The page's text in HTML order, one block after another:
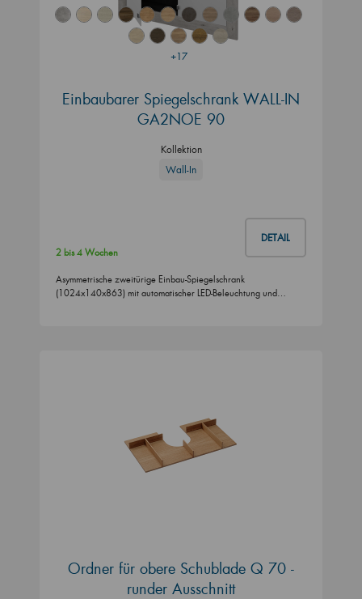
+17
Einbaubarer Spiegelschrank WALL-IN
GA2NOE 90
Kollektion
Wall-In
DETAIL
2 bis 4 Wochen
Asymmetrische zweitürige Einbau-Spiegelschrank
(1024x140x863) mit automatischer LED-Beleuchtung und…
Ordner für obere Schublade Q 70 -
runder Ausschnitt